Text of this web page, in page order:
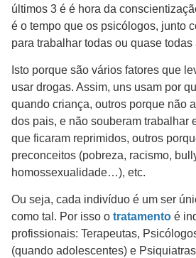
últimos 3 é é hora da
é o tempo que os psicólogos, junto
para trabalhar todas ou quase
Isto porque são vários fatores que
usar drogas. Assim, uns usam por
quando criança, outros porque não
dos pais, e não souberam trabalhar
que ficaram reprimidos, outros
preconceitos (pobreza, racismo,
homossexualidade…), etc.
Ou seja, cada indivíduo é um ser
como tal. Por isso o tratamento é
profissionais: Terapeutas,
(quando adolescentes) e